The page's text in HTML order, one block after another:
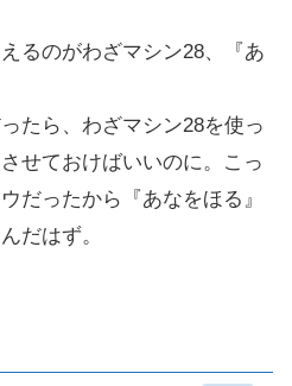
るのがわざマシン28、『あ
たら、わざマシン28を使っ
せておけばいいのに。こっ
だったから『あなをほる』
だはず。